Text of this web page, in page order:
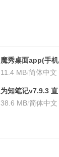
魔秀桌面app(手机
桌面软件)v6.8.6
11.4 MB/简体中文
为知笔记v7.9.3 直
装本地VIP会员版
38.6 MB/简体中文